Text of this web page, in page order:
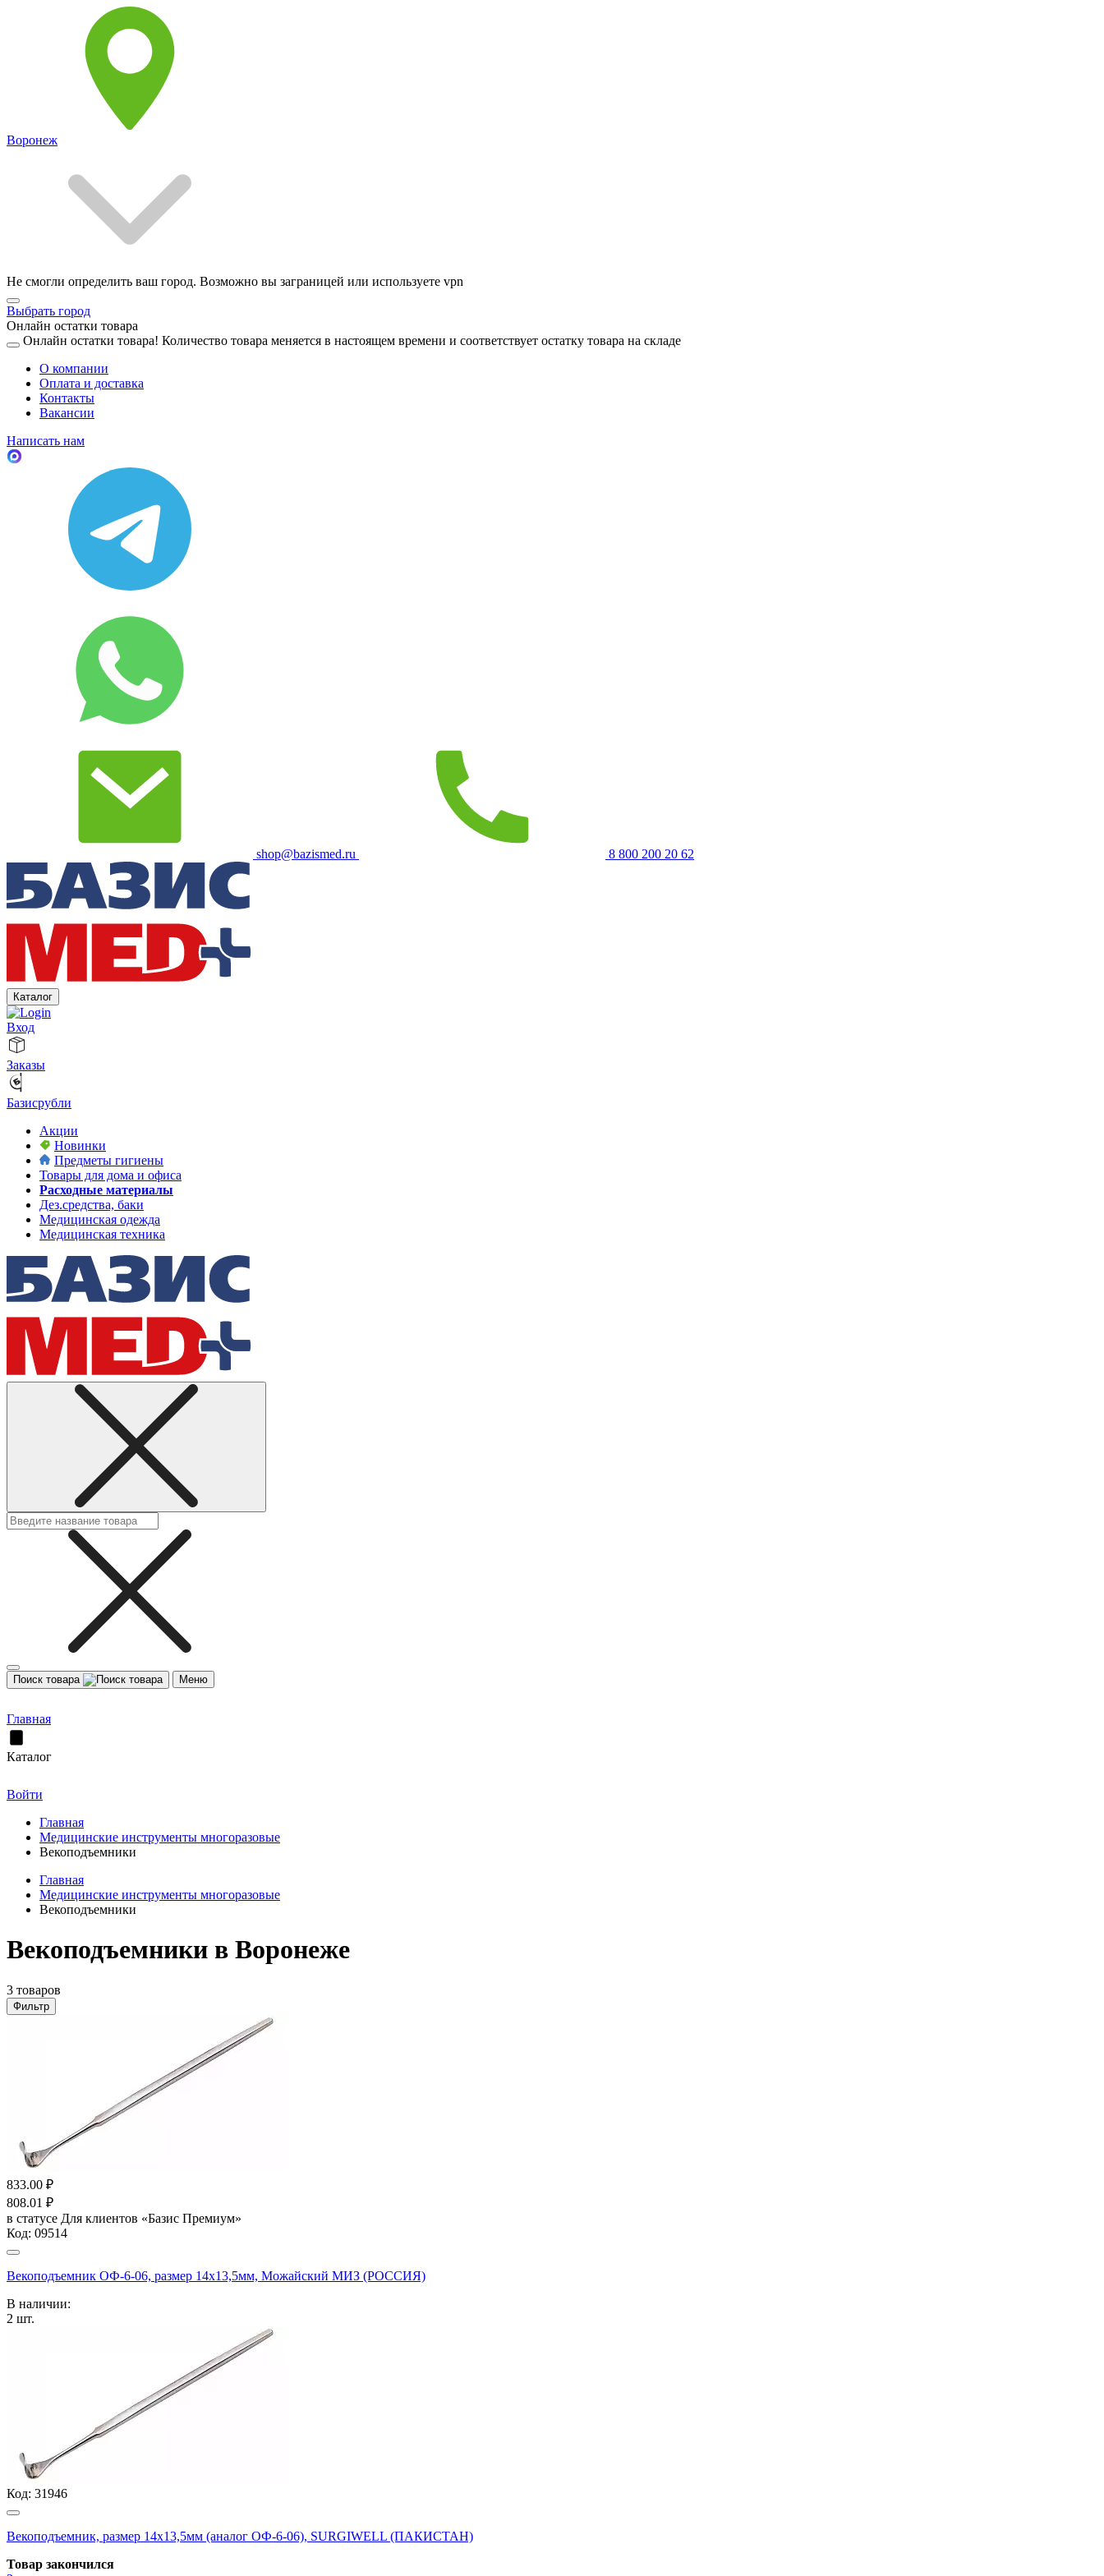
Воронеж
Не смогли определить ваш город. Возможно вы заграницей или используете vpn
Выбрать город
Онлайн остатки товара
Онлайн остатки товара! Количество товара меняется в настоящем времени и соответствует остатку товара на складе
О компании
Оплата и доставка
Контакты
Вакансии
Написать нам
shop@bazismed.ru 8 800 200 20 62
Каталог
Вход
Заказы
Базисрубли
Акции
Новинки
Предметы гигиены
Товары для дома и офиса
Расходные материалы
Дез.средства, баки
Медицинская одежда
Медицинская техника
Поиск товара Меню
Главная
Каталог
Войти
Главная
Медицинские инструменты многоразовые
Векоподъемники
Главная
Медицинские инструменты многоразовые
Векоподъемники
Векоподъемники в Воронеже
3 товаров
Фильтр
833.00 ₽
808.01 ₽
в статусе Для клиентов «Базис Премиум»
Код: 09514
Векоподъемник ОФ-6-06, размер 14х13,5мм, Можайский МИЗ (РОССИЯ)
В наличии:
2 шт.
Код: 31946
Векоподъемник, размер 14х13,5мм (аналог ОФ-6-06), SURGIWELL (ПАКИСТАН)
Товар закончился